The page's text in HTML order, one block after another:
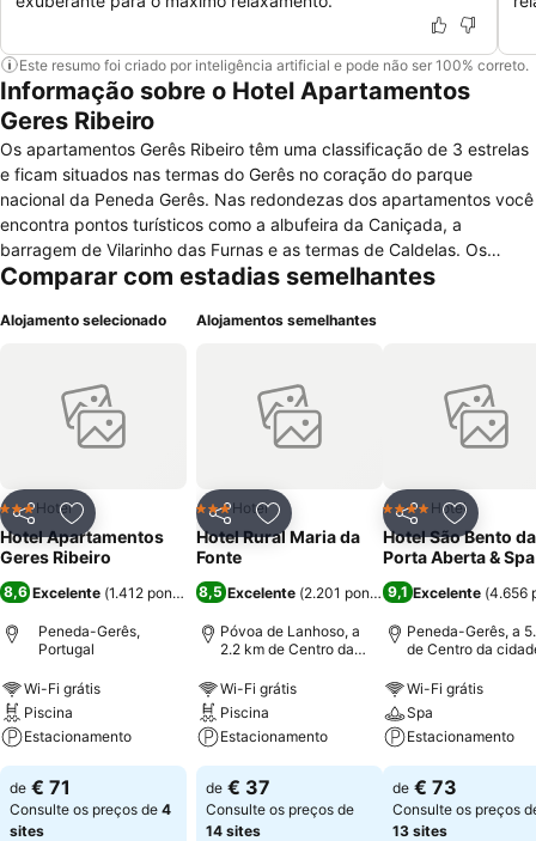
Este resumo foi criado por inteligência artificial e pode não ser 100% correto.
Informação sobre o Hotel Apartamentos
Geres Ribeiro
Os apartamentos Gerês Ribeiro têm uma classificação de 3 estrelas
e ficam situados nas termas do Gerês no coração do parque
nacional da Peneda Gerês. Nas redondezas dos apartamentos você
encontra pontos turísticos como a albufeira da Caniçada, a
barragem de Vilarinho das Furnas e as termas de Caldelas. Os
apartamentos Gerês Ribeiro são constituídos por 23 apartamentos
kitchenette completamente equipada, quarto de banho privativo,
prevenção de incêndio. Você pode ainda contar com serviços como
receção disponível 24 horas, lavandaria, parque de estacionamento
gratuito, internet wireless de acesso de cortesia nos espaços
oferecem piscina e 2 courts de ténis. Para você fazer as suas
refeições pode contar com restaurante, adega regional e bar
karaoke.
Comparar com estadias semelhantes
Alojamento selecionado
PartilharAdicionar aos favoritos
3 Estrelas
Hotel
Hotel Apartamentos
Geres Ribeiro
8,6 Excelente (1.412 pontuações)
Peneda-Gerês,
Portugal
Wi-Fi grátis
Piscina
Estacionamento
de € 71
Consulte os preços de 4
sites
Alojamentos semelhantes
PartilharAdicionar aos favoritos
3 Estrelas
Hotel
Hotel Rural Maria da
Fonte
8,5 Excelente (2.201 pontuações)
Póvoa de Lanhoso, a
2.2 km de Centro da
Wi-Fi grátis
Piscina
Estacionamento
de € 37
Consulte os preços de
14 sites
Partilhar
4 EstrelasHotel
Hotel São Bento da
Porta Aberta & Spa
9,1 Excelente (4.656
Peneda-Gerês, a
de Centro da
Wi-Fi grátis
Spa
Estacionamento
de € 73
Consulte os preços
13 sites